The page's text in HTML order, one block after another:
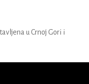
u Crnoj Gori i